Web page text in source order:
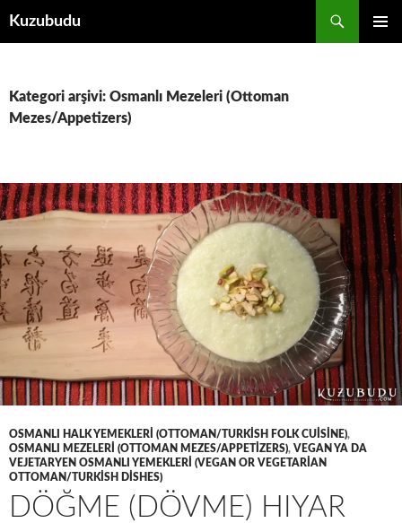
Kuzubudu
Kategori arşivi: Osmanlı Mezeleri (Ottoman
Mezes/Appetizers)
OSMANLI HALK YEMEKLERI (OTTOMAN/TURKISH FOLK CUISINE),
OSMANLI MEZELERI (OTTOMAN MEZES/APPETIZERS), VEGAN YA DA
VEJETARYEN OSMANLI YEMEKLERI (VEGAN OR VEGETARIAN
OTTOMAN/TURKISH DISHES)
DÖĞME (DÖVME) HIYAR